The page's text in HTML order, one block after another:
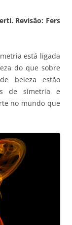
. Revisão: Fers
está ligada
do que sobre
beleza estão
de simetria e
no mundo que